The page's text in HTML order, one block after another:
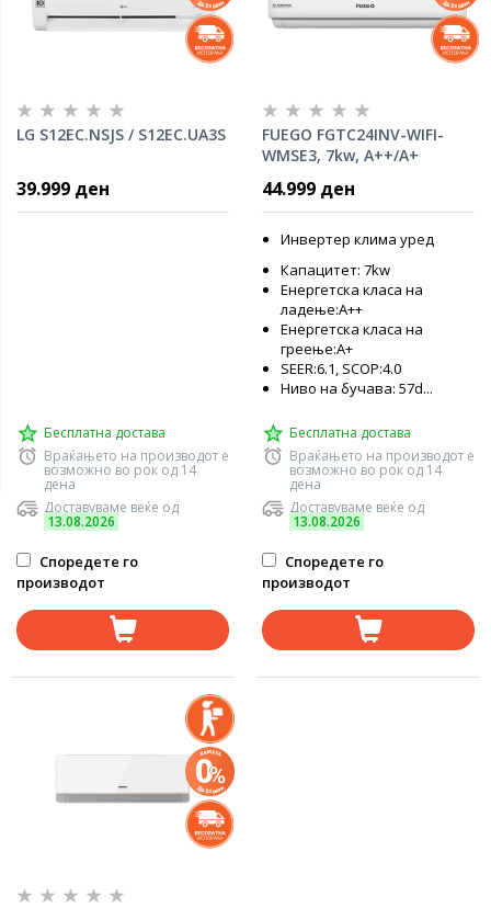
LG S12EC.NSJS / S12EC.UA3S
39.999 ден
Бесплатна достава
Враќањето на производот е
возможно во рок од 14
дена
Доставуваме веќе од
13.08.2026
Споредете го
производот
FUEGO FGTC24INV-WIFI-
WMSE3, 7kw, А++/A+
44.999 ден
Инвертер клима уред
Капацитет: 7kw
Енергетска класа на
ладење:А++
Енергетска класа на
греење:А+
SEER:6.1, SCOP:4.0
Ниво на бучава: 57d...
Бесплатна достава
Враќањето на производот е
возможно во рок од 14
дена
Доставуваме веќе од
13.08.2026
Споредете го
производот